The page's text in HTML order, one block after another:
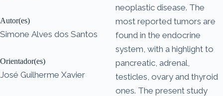
Autor(es)
Simone Alves dos Santos
Orientador(es)
José Guilherme Xavier
neoplastic disease. The
most reported tumors are
found in the endocrine
system, with a highlight to
pancreatic, adrenal,
testicles, ovary and thyroid
ones. The present study